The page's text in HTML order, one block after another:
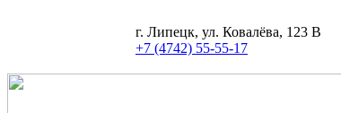
г. Липецк, ул. Ковалёва, 123 В
+7 (4742) 55-55-17